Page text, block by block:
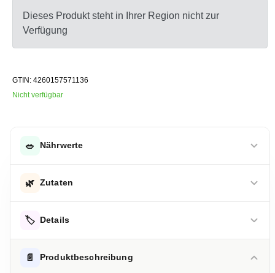
Dieses Produkt steht in Ihrer Region nicht zur
Verfügung
GTIN: 4260157571136
Nicht verfügbar
🥗 Nährwerte
Energie 304 kcal
-davon gesättigte Fettsäuren
🌿 Zutaten
übernommen. Bitte prüfen Sie die Angaben auf der jeweiligen
Produktverpackung; nur diese sind verbindlich.
🏷️ Details
ALLERGENHINWEISE
📄 Produktbeschreibung